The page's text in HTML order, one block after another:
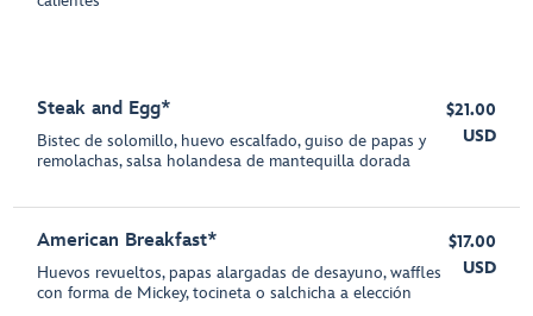
Steak and Egg*
Bistec de solomillo, huevo escalfado, guiso de papas y
remolachas, salsa holandesa de mantequilla dorada
$21.00
USD
American Breakfast*
Huevos revueltos, papas alargadas de desayuno, waffles
con forma de Mickey, tocineta o salchicha a elección
$17.00
USD